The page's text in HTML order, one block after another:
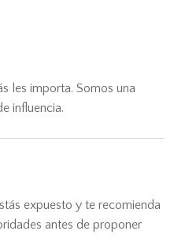
les importa. Somos una
influencia.
expuesto y te recomienda
antes de proponer